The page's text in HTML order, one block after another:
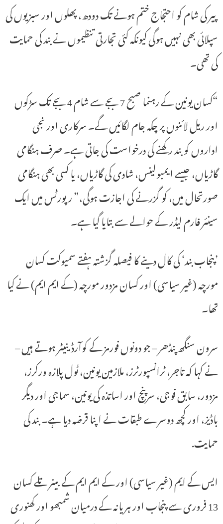
پیر کی شام کو احتجاج ختم ہونے تک دودھ، پھلوں اور سبزیوں کی
سپلائی بھی نہیں ہوگی کیونکہ کئی تجارتی تنظیموں نے بند کی حمایت
کی تھی۔
“کسان یونین کے رہنما صبح 7 بجے سے شام 4 بجے تک سڑکوں
اور ریل لائنوں پر چکہ جام لگائیں گے۔ سرکاری اور نجی
اداروں کو بند رکھنے کی درخواست کی جاتی ہے۔ صرف ہنگامی
گاڑیاں، جیسے ایمبولینس، شادی کی گاڑیاں، یا کسی بھی ہنگامی
صورتحال میں، کو گزرنے کی اجازت ہوگی،” رپورٹس میں ایک
سینئر فارم لیڈر کے حوالے سے بتایا گیا ہے۔
’پنجاب بند‘ کی کال دینے کا فیصلہ گزشتہ ہفتے سمیوکت کسان
مورچہ (غیر سیاسی) اور کسان مزدور مورچہ (کے ایم ایم) نے کیا
تھا۔
سرون سنگھ پنڈھر – جو دونوں فورمز کے کوآرڈینیٹر ہوتے ہیں –
نے کہا کہ تاجر، ٹرانسپورٹرز، ملازمین یونین، ٹول پلازہ ورکرز،
مزدور، سابق فوجی، سرپنچ اور اساتذہ کی یونین، سماجی اور دیگر
باڈیز، اور کچھ دوسرے طبقات نے اپنا قرضہ دیا ہے۔ بند کی
حمایت.
ایس کے ایم (غیر سیاسی) اور کے ایم ایم کے بینر تلے کسان
13 فروری سے پنجاب اور ہریانہ کے درمیان شمبھو اور کھنوری